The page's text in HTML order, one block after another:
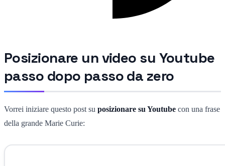
Posizionare un video su Youtube
passo dopo passo da zero
Vorrei iniziare questo post su posizionare su Youtube con una frase
della grande Marie Curie: